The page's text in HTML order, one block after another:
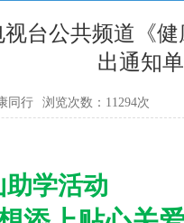
台公共频道《
出通知单
同行 浏览次数：11294次
学活动